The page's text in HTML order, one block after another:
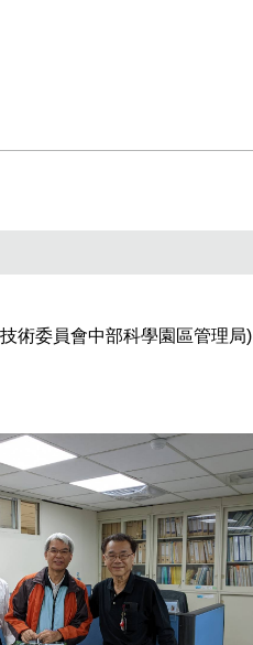
術委員會中部科學園區管理局)